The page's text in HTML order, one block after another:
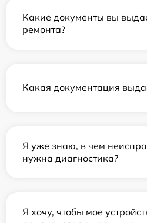
Какие документы вы
ремонта?
Какая документация
Я уже знаю, в чем
нужна диагностика?
Я хочу, чтобы мое